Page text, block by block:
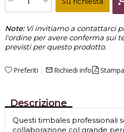
Note: Vi invitiamo a contattarci
l'ordine per avere conferma sui
previsti per questo prodotto.
Preferiti mail_outline Richiedi info
Descrizione
Questi timbales professionali
collaborazione col grande